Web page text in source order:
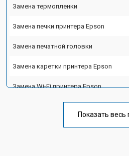
Замена термопленки
Замена печки принтера Epson
Замена печатной головки
Замена каретки принтера Epson
Замена Wi-Fi принтера Epson
Замена вала принтера Epson
Показать весь